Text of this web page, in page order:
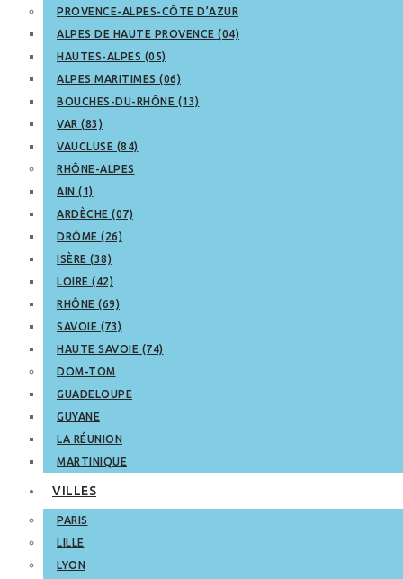
PROVENCE-ALPES-CÔTE D’AZUR
ALPES DE HAUTE PROVENCE (04)
HAUTES-ALPES (05)
ALPES MARITIMES (06)
BOUCHES-DU-RHÔNE (13)
VAR (83)
VAUCLUSE (84)
RHÔNE-ALPES
AIN (1)
ARDÈCHE (07)
DRÔME (26)
ISÈRE (38)
LOIRE (42)
RHÔNE (69)
SAVOIE (73)
HAUTE SAVOIE (74)
DOM-TOM
GUADELOUPE
GUYANE
LA RÉUNION
MARTINIQUE
VILLES
PARIS
LILLE
LYON